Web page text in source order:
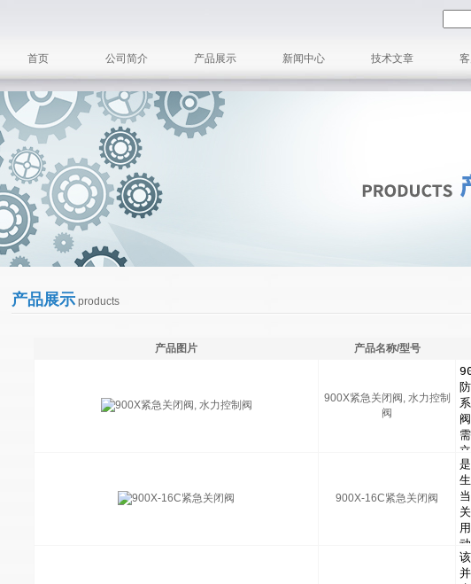
首页 公司简介 产品展示 新闻中心 技术文章
产品展示 products
产品图片 产品名称/型号
900X紧急关闭阀, 水力控制
阀
900X-16C紧急关闭阀